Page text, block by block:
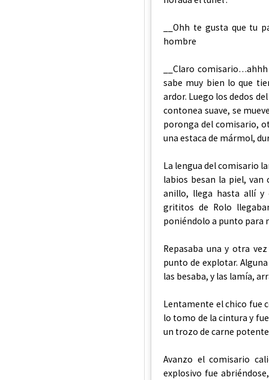
__Ohh te gusta que tu
hombre
__Claro
sabe muy bien lo que
ardor. Luego los dedos
contonea suave, se
poronga del comisario,
una estaca de mármol,
La lengua del comisario
labios besan la piel, van
anillo, llega hasta allí y
grititos de Rolo
poniéndolo a punto para
Repasaba una y otra
punto de explotar.
las besaba, y las lamía,
Lentamente el chico fue
lo tomo de la cintura y
un trozo de carne
Avanzo el comisario
explosivo fue